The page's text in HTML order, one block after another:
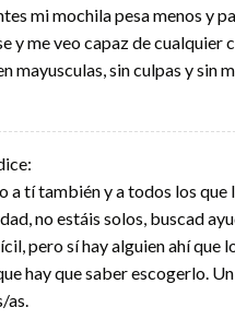
mi mochila pesa menos y
y me veo capaz de cualquier
mayusculas, sin culpas y sin
a tí también y a todos los que
no estáis solos, buscad
pero sí hay alguien ahí que
hay que saber escogerlo.